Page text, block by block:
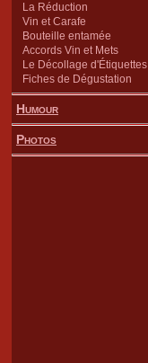
La Réduction
Vin et Carafe
Bouteille entamée
Accords Vin et Mets
Le Décollage d'Étiquettes
Fiches de Dégustation
Humour
Photos